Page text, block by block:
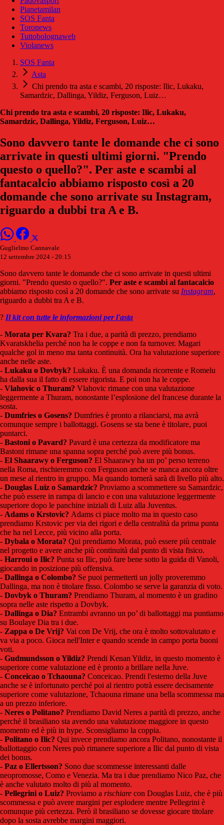
Pianetamilan
SOS Fanta
Toronews
Tuttobolognaweb
Violanews
SOS Fanta
Asta
Chi prendo tra asta e scambi, 20 risposte: Ilic, Lukaku,
Samardzic, Dallinga, Yildiz, Ferguson, Luiz…
Chi prendo tra asta e scambi, 20 risposte: Ilic, Lukaku,
Samardzic, Dallinga, Yildiz, Ferguson, Luiz…
Sono davvero tante le domande che ci sono
arrivate in questi ultimi giorni. "Prendo
questo o quello?". Per aste e scambi al
fantacalcio abbiamo risposto così a 20
domande che sono arrivate su Instagram,
riguardo a dubbi tra A e B.
Guglielmo Cannavale
12 settembre 2024 - 20:15
Sono davvero tante le domande che ci sono arrivate in questi ultimi
giorni. "Prendo questo o quello?". Per aste e scambi al fantacalcio
abbiamo risposto così a 20 domande che sono arrivate su Instagram,
riguardo a dubbi tra A e B.
? Il kit con tutte le informazioni per l'asta
- Morata per Kvara? Tra i due, a parità di prezzo, prendiamo
Kvaratskhelia perché non ha le coppe e non fa turnover. Magari
qualche gol in meno ma tanta continuità. Ora ha valutazione superiore
anche nelle aste.
- Lukaku o Dovbyk? Lukaku. È una domanda ricorrente e Romelu
ha dalla sua il fatto di essere rigorista. E poi non ha le coppe.
- Vlahovic o Thuram? Vlahovic rimane con una valutazione
leggermente a Thuram, nonostante l’esplosione del francese durante la
sosta.
- Dumfries o Gosens? Dumfries è pronto a rilanciarsi, ma avrà
comunque sempre i ballottaggi. Gosens se sta bene è titolare, puoi
puntarci.
- Bastoni o Pavard? Pavard è una certezza da modificatore ma
Bastoni rimane una spanna sopra perché può avere più bonus.
- El Shaarawy o Ferguson? El Shaarawy ha un po’ perso terreno
nella Roma, rischieremmo con Ferguson anche se manca ancora oltre
un mese al rientro in gruppo. Ma quando tornerà sarà di livello più alto.
- Douglas Luiz o Samardzic? Proviamo a scommettere su Samardzic,
che può essere in rampa di lancio e con una valutazione leggermente
superiore dopo le panchine iniziali di Luiz alla Juventus.
- Adams o Krstovic? Adams ci piace molto ma in questo caso
prendiamo Krstovic per via dei rigori e della centralità da prima punta
che ha nel Lecce, più vicino alla porta.
- Dybala o Morata? Qui prendiamo Morata, può essere più centrale
nel progetto e avere anche più continuità dal punto di vista fisico.
- Harroui o Ilic? Punta su Ilic, può fare bene sotto la guida di Vanoli,
giocando in posizione più offensiva.
- Dallinga o Colombo? Se puoi permetterti un jolly proveremmo
Dallinga, ma non è titolare fisso. Colombo se serve la garanzia di voto.
- Dovbyk o Thuram? Prendiamo Thuram, al momento è un gradino
sopra nelle aste rispetto a Dovbyk.
- Dallinga o Dia? Entrambi avranno un po’ di ballottaggi ma puntiamo
su Boulaye Dia tra i due.
- Zappa o De Vrij? Vai con De Vrij, che ora è molto sottovalutato e
va via a poco. Gioca nell'Inter e quando scende in campo porta buoni
voti.
- Gudmundsson o Yildiz? Prendi Kenan Yildiz, in questo momento è
superiore come valutazione ed è pronto a brillare nella Juve.
- Conceicao o Tchaouna? Conceicao. Prendi l'esterno della Juve
anche se è infortunato perché poi al rientro potrà essere decisamente
superiore come valutazione, Tchaouna rimane una bella scommessa ma
a un prezzo inferiore.
- Neres o Politano? Prendiamo David Neres a parità di prezzo, anche
perché il brasiliano sta avendo una valutazione maggiore in questo
momento ed è più in hype. Sconsigliamo la coppia.
- Politano o Ilic? Qui invece prendiamo ancora Politano, nonostante il
ballottaggio con Neres può rimanere superiore a Ilic dal punto di vista
dei bonus.
- Paz o Ellertsson? Sono due scommesse interessanti dalle
neopromosse, Como e Venezia. Ma tra i due prendiamo Nico Paz, che
è anche valutato molto di più al momento.
- Pellegrini o Luiz? Proviamo a rischiare con Douglas Luiz, che è più
scommessa e può avere margini per esplodere mentre Pellegrini è
comunque più certezza. Però il brasiliano se dovesse giocare titolare
dopo la sosta avrebbe margini maggiori.